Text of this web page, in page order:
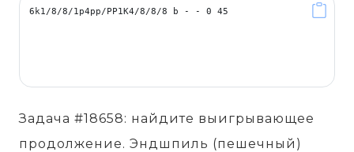
Задача #18658: найдите выигрывающее
продолжение. Эндшпиль (пешечный)